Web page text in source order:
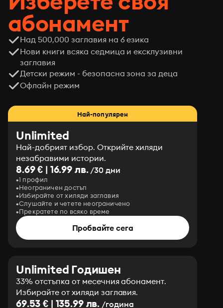
абонамент
Над 500,000 заглавия на 6 езика
Нови книги всяка седмица и ексклузивни
заглавия
Детски режим - безопасна зона за деца
Офлайн режим
Най-популярен
Unlimited
Най-добрият избор. Открийте хиляди
незабравими истории.
8.69 € | 16.99 лв./30 дни
1 профил
Неограничен достъп
Избирайте от хиляди заглавия
Слушайте и четете неограничено
Прекратете по всяко време
Пробвайте сега
Unlimited Годишен
33% отстъпка от месечния абонамент.
Избирайте от хиляди заглавия.
69.53 € | 135.99 лв. /година